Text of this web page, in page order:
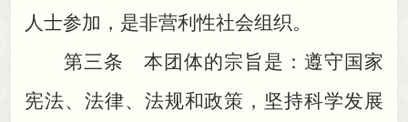
人士参加，是非营利性社会组织。
第三条 本团体的宗旨是：遵守国家
宪法、法律、法规和政策 ， 坚持科学发展